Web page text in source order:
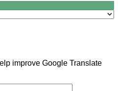
improve Google Translate